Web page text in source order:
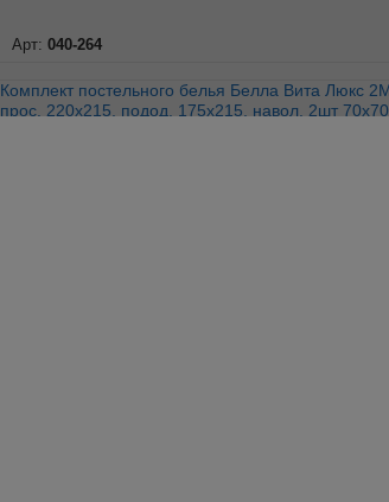
Арт: 040-264
Комплект постельного белья Белла Вита Люкс 2Макси
прос. 220х215, подод. 175х215, навол. 2шт 70х70